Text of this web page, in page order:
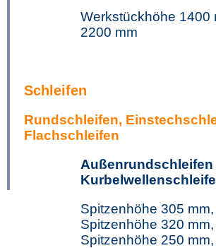
Werkstückhöhe 1400
2200 mm
Schleifen
Rundschleifen,
Flachschleifen
Spitzenhöhe 305
Spitzenhöhe 320
Spitzenhöhe 250